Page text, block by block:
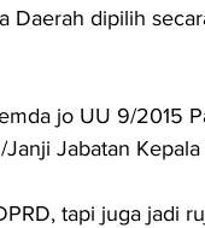
Daerah dipilih
jo UU 9/2015
Jabatan
tapi juga jadi